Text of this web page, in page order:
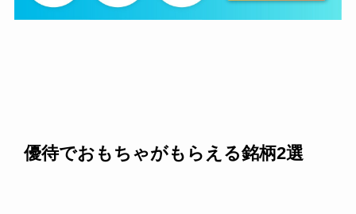
優待でおもちゃがもらえる銘柄2選